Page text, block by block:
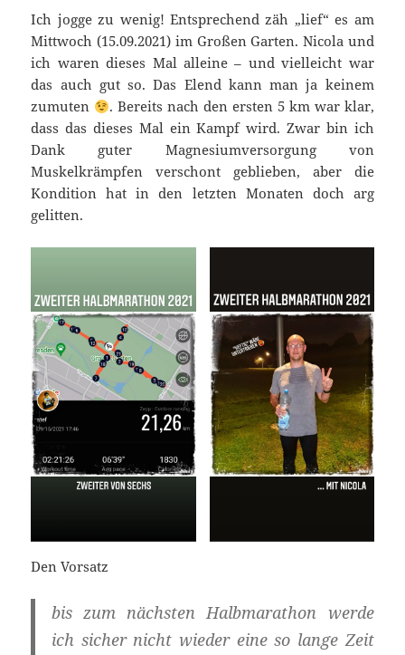
Ich jogge zu wenig! Entsprechend zäh „lief“ es am
Mittwoch (15.09.2021) im Großen Garten. Nicola und
ich waren dieses Mal alleine – und vielleicht war
das auch gut so. Das Elend kann man ja keinem
zumuten
. Bereits nach den ersten 5 km war klar,
dass das dieses Mal ein Kampf wird. Zwar bin ich
Dank guter Magnesiumversorgung von
Muskelkrämpfen verschont geblieben, aber die
Kondition hat in den letzten Monaten doch arg
gelitten.
Den Vorsatz
bis zum nächsten Halbmarathon werde
ich sicher nicht wieder eine so lange Zeit